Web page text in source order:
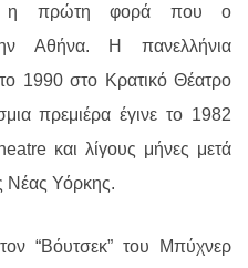
η πρώτη φορά που ο
Αθήνα. Η πανελλήνια
1990 στο Κρατικό Θέατρο
πρεμιέρα έγινε το 1982
και λίγους μήνες μετά
Νέας Υόρκης.
“Βόυτσεκ” του Μπύχνερ